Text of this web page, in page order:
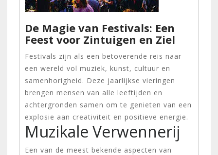
De Magie van Festivals: Een
Feest voor Zintuigen en Ziel
Festivals zijn als een betoverende reis naar
een wereld vol muziek, kunst, cultuur en
samenhorigheid. Deze jaarlijkse vieringen
brengen mensen van alle leeftijden en
achtergronden samen om te genieten van een
explosie aan creativiteit en positieve energie.
Muzikale Verwennerij
Een van de meest bekende aspecten van